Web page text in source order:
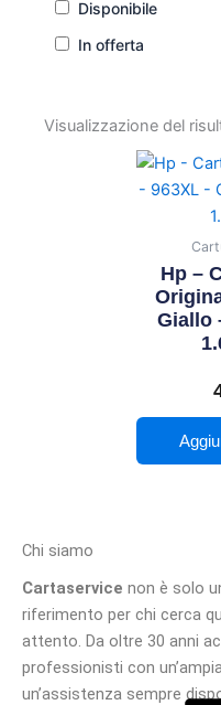
Disponibile
In offerta
Visualizzazione del
Hp –
Giallo
Chi siamo
Cartaservice non è solo
riferimento per chi cerca
attento. Da oltre 30 anni
professionisti con
un’assistenza sempre